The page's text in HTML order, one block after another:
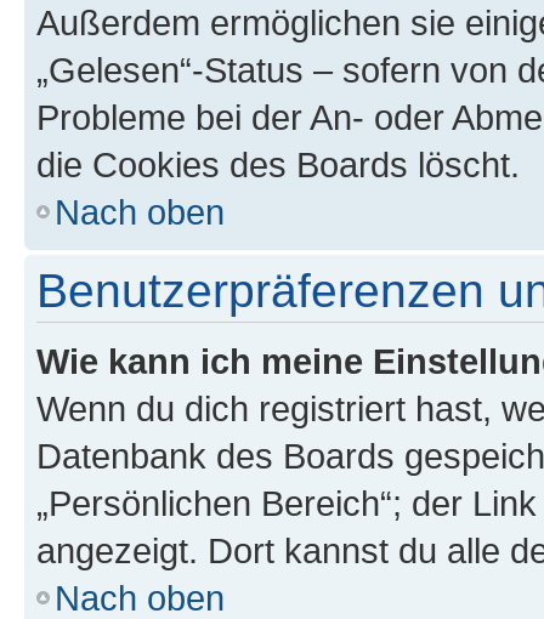
Außerdem ermöglichen sie
„Gelesen“-Status – sofern von
Probleme bei der An- oder
die Cookies des Boards löscht.
Nach oben
Benutzerpräferenzen
Wie kann ich meine
Wenn du dich registriert hast,
Datenbank des Boards
„Persönlichen Bereich“; der
angezeigt. Dort kannst du alle
Nach oben